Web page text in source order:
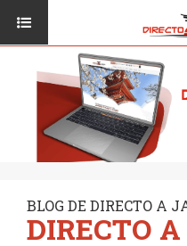
BLOG DE DIRECTO A
DIRECTO
VIAJAR A JAPÓN
VUELOS
TRANSPORTE
DESTINOS